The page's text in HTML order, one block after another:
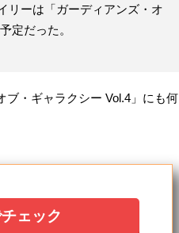
リーは「ガーディアンズ・オ
定だった。
ブ・ギャラクシー Vol.4」にも何
ェック